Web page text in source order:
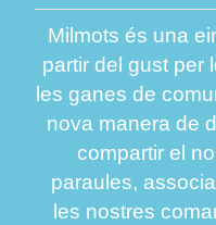
Milmots és una
partir del gust per
les ganes de
nova manera de
compartir el
paraules,
les nostres